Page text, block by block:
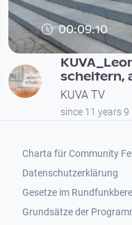
00:09:10
scheitern,
KUVA TV
since 11 years
Footer 1
Charta für Community
Datenschutzerklärung
Gesetze im
Grundsätze der